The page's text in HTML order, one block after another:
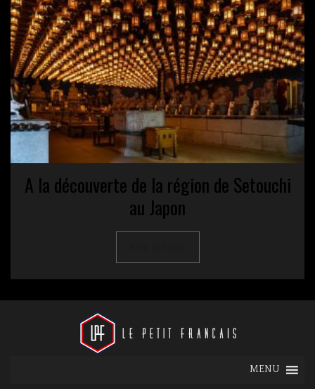
A la découverte de la région de Setouchi
au Japon
MENU